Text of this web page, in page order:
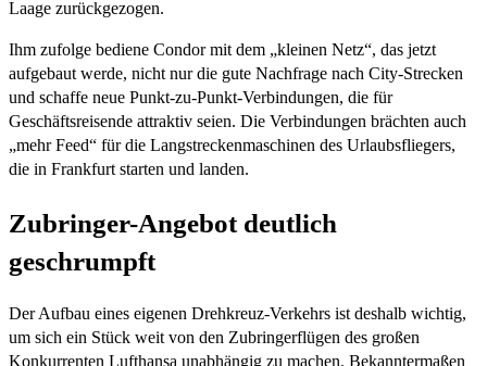
Laage zurückgezogen.
Ihm zufolge bediene Condor mit dem „kleinen Netz“, das jetzt
aufgebaut werde, nicht nur die gute Nachfrage nach City-Strecken
und schaffe neue Punkt-zu-Punkt-Verbindungen, die für
Geschäftsreisende attraktiv seien. Die Verbindungen brächten auch
„mehr Feed“ für die Langstreckenmaschinen des Urlaubsfliegers,
die in Frankfurt starten und landen.
Zubringer-Angebot deutlich
geschrumpft
Der Aufbau eines eigenen Drehkreuz-Verkehrs ist deshalb wichtig,
um sich ein Stück weit von den Zubringerflügen des großen
Konkurrenten Lufthansa unabhängig zu machen. Bekanntermaßen